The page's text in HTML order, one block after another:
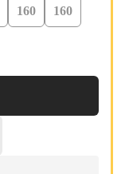
160 160